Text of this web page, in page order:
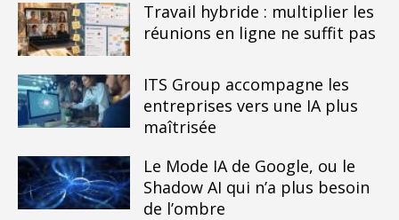
Travail hybride : multiplier les
réunions en ligne ne suffit pas
ITS Group accompagne les
entreprises vers une IA plus
maîtrisée
Le Mode IA de Google, ou le
Shadow AI qui n’a plus besoin
de l’ombre